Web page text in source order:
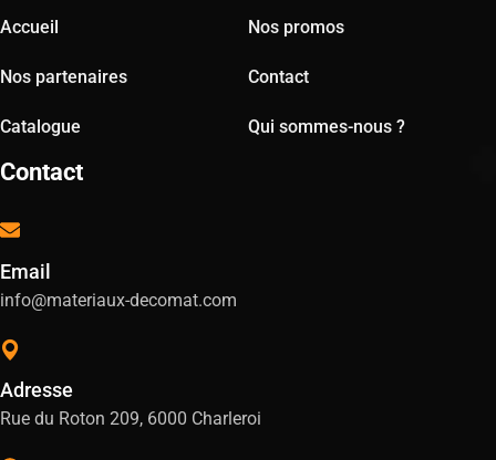
Accueil Nos promos
Nos partenaires Contact
Catalogue Qui sommes-nous ?
Contact
Email
info@materiaux-decomat.com
Adresse
Rue du Roton 209, 6000 Charleroi